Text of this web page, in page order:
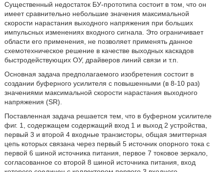
Существенный недостаток БУ-прототипа состоит в том, что он
имеет сравнительно небольшие значения максимальной
скорости нарастания выходного напряжения при больших
импульсных изменениях входного сигнала. Это ограничивает
области его применения, не позволяет применять данное
схемотехническое решение в качестве выходных каскадов
быстродействующих ОУ, драйверов линий связи и т.п.
Основная задача предполагаемого изобретения состоит в
создании буферного усилителя с повышенными (в 8-10 раз)
значениями максимальной скорости нарастания выходного
напряжения (SR).
Поставленная задача решается тем, что в буферном усилителе
фиг. 1, содержащем содержащий вход 1 и выход 2 устройства,
первый 3 и второй 4 входные транзисторы, общая эмиттерная
цепь которых связана через первый 5 источник опорного тока с
первой 6 шиной источника питания, первое 7 токовое зеркало,
согласованное со второй 8 шиной источника питания, вход